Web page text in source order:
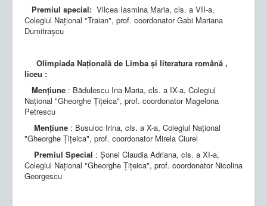
Premiul special: Vilcea Iasmina Maria, cls. a VII-a,
Colegiul Național "Traian", prof. coordonator Gabi Mariana
Dumitrașcu
Olimpiada Națională de Limba și literatura română ,
liceu :
Mențiune : Bădulescu Ina Maria, cls. a IX-a, Colegiul
Național "Gheorghe Țițeica", prof. coordonator Magelona
Petrescu
Mențiune : Busuioc Irina, cls. a X-a, Colegiul Național
"Gheorghe Țițeica", prof. coordonator Mirela Ciurel
Premiul Special : Șonei Claudia Adriana, cls. a XI-a,
Colegiul Național "Gheorghe Țițeica", prof. coordonator Nicolina
Georgescu